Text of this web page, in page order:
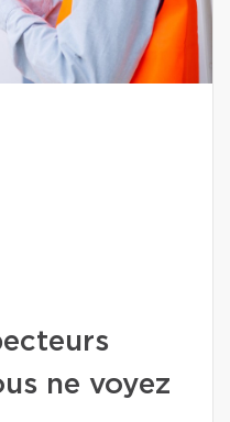
ne voyez